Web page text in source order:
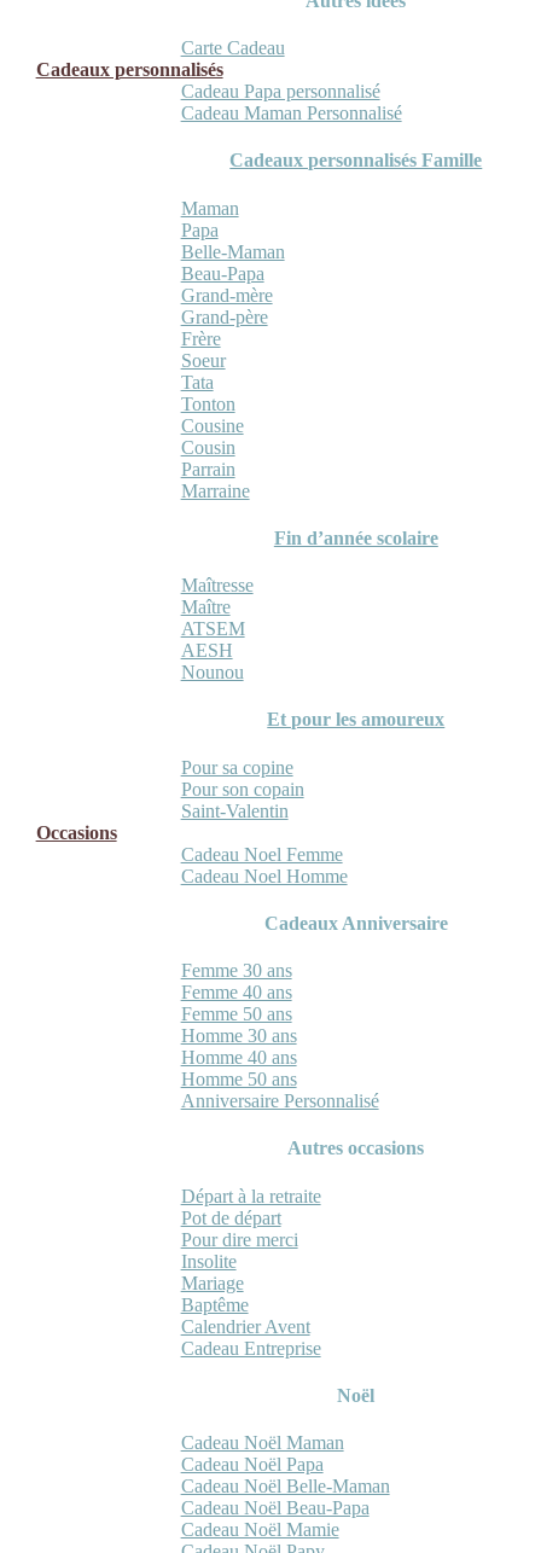
Carte Cadeau
Cadeaux personnalisés
Cadeau Papa personnalisé
Cadeau Maman Personnalisé
Cadeaux personnalisés Famille
Maman
Papa
Belle-Maman
Beau-Papa
Grand-mère
Grand-père
Frère
Soeur
Tata
Tonton
Cousine
Cousin
Parrain
Marraine
Fin d’année scolaire
Maîtresse
Maître
ATSEM
AESH
Nounou
Et pour les amoureux
Pour sa copine
Pour son copain
Saint-Valentin
Occasions
Cadeau Noel Femme
Cadeau Noel Homme
Cadeaux Anniversaire
Femme 30 ans
Femme 40 ans
Femme 50 ans
Homme 30 ans
Homme 40 ans
Homme 50 ans
Anniversaire Personnalisé
Autres occasions
Départ à la retraite
Pot de départ
Pour dire merci
Insolite
Mariage
Baptême
Calendrier Avent
Cadeau Entreprise
Noël
Cadeau Noël Maman
Cadeau Noël Papa
Cadeau Noël Belle-Maman
Cadeau Noël Beau-Papa
Cadeau Noël Mamie